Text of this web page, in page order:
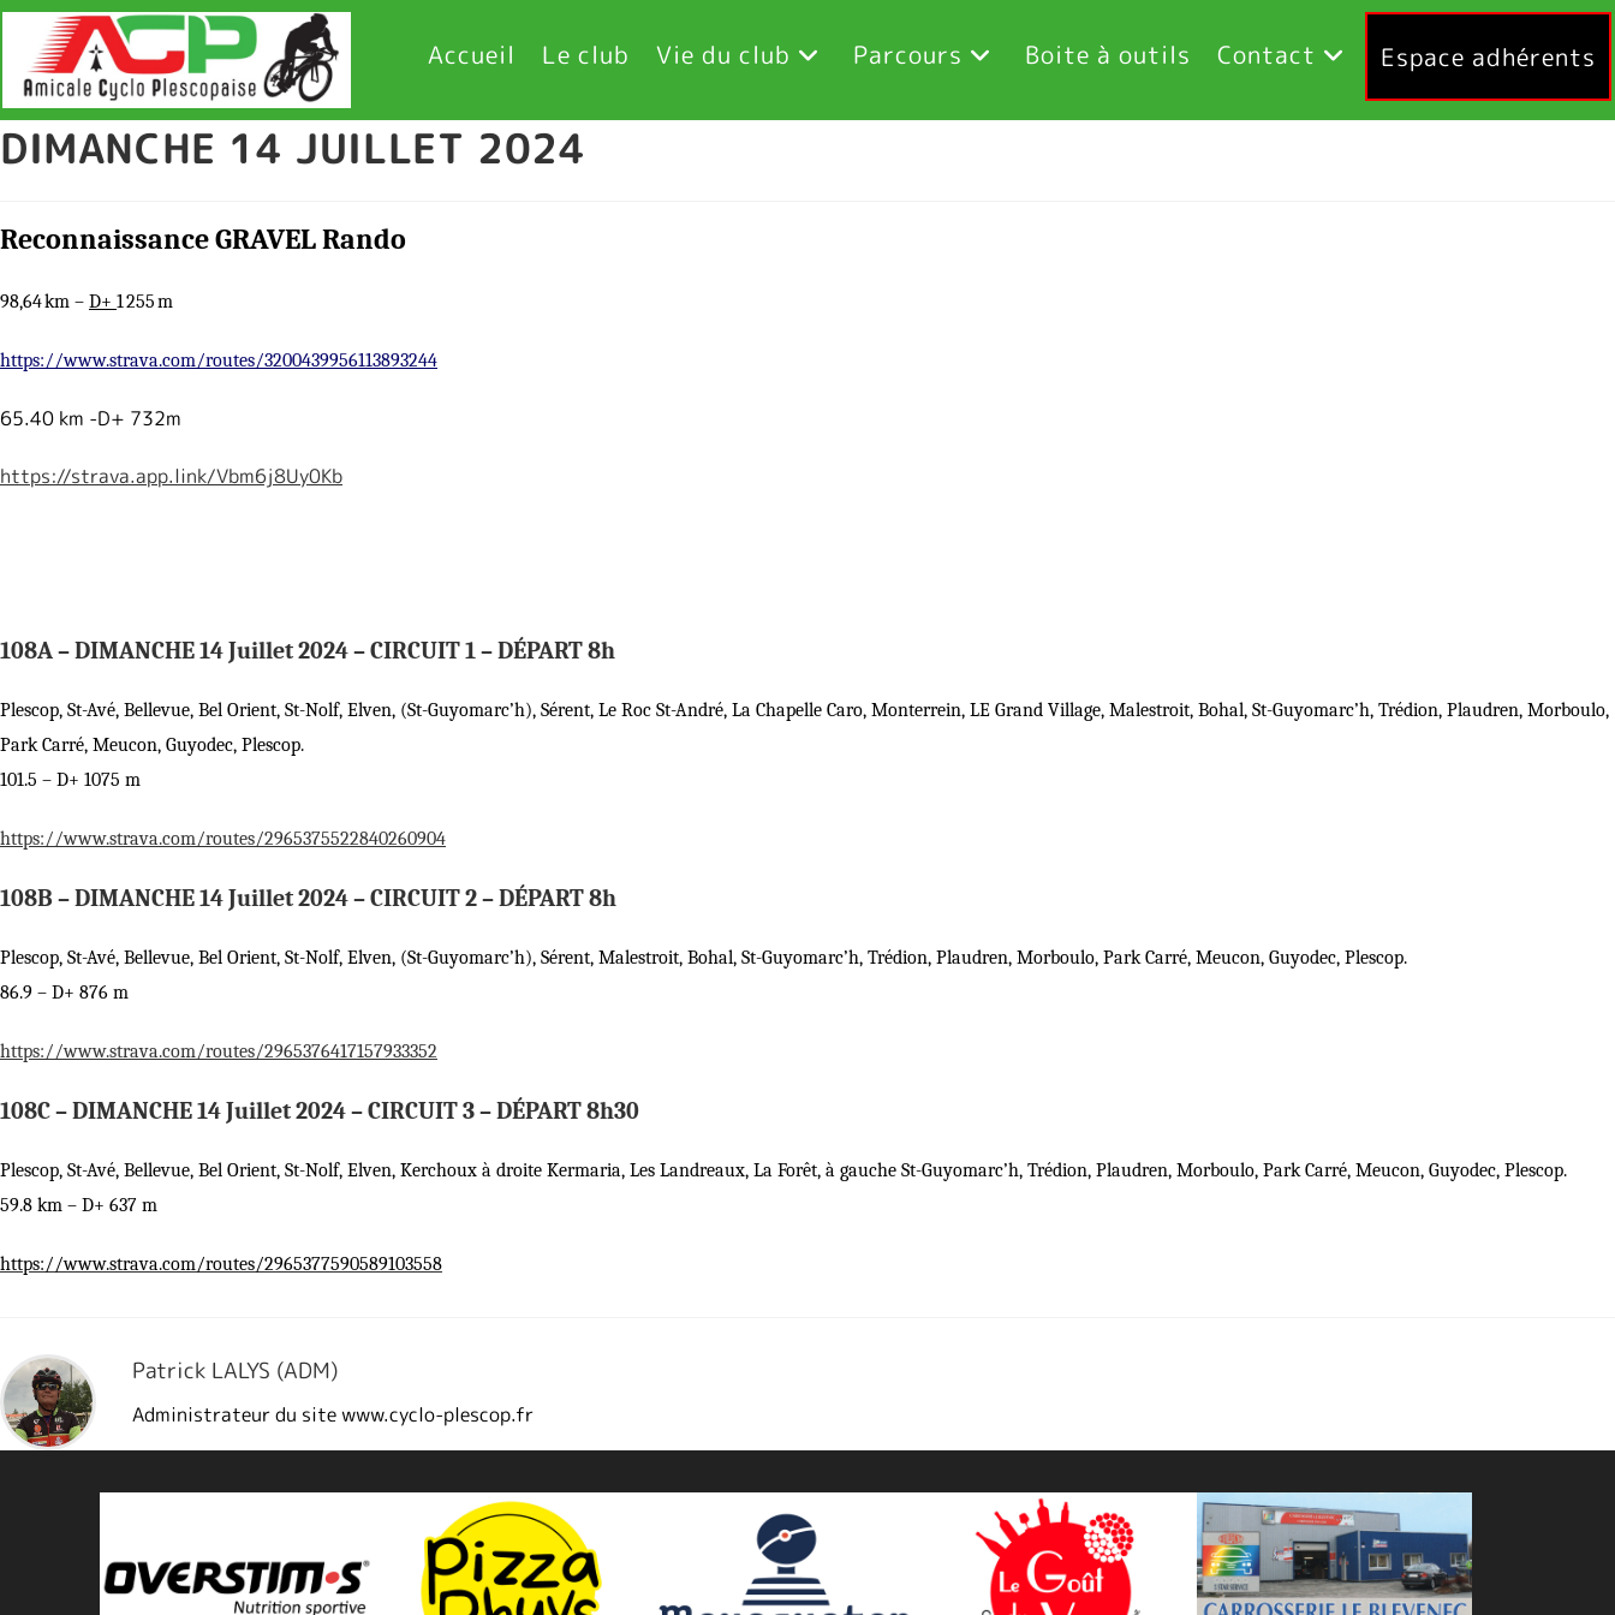
Accueil Le club Vie du club Parcours Boite à outils Contact Espace adhérents
DIMANCHE 14 JUILLET 2024
Reconnaissance GRAVEL Rando
98,64 km – D+ 1 255 m
https://www.strava.com/routes/3200439956113893244
65.40 km -D+ 732m
https://strava.app.link/Vbm6j8Uy0Kb
108A – DIMANCHE 14 Juillet 2024 – CIRCUIT 1 – DÉPART 8h
Plescop, St-Avé, Bellevue, Bel Orient, St-Nolf, Elven, (St-Guyomarc’h), Sérent, Le Roc St-André, La Chapelle Caro, Monterrein, LE Grand Village, Malestroit, Bohal, St-Guyomarc’h, Trédion, Plaudren, Morboulo,
Park Carré, Meucon, Guyodec, Plescop.
101.5 – D+ 1075 m
https://www.strava.com/routes/2965375522840260904
108B – DIMANCHE 14 Juillet 2024 – CIRCUIT 2 – DÉPART 8h
Plescop, St-Avé, Bellevue, Bel Orient, St-Nolf, Elven, (St-Guyomarc’h), Sérent, Malestroit, Bohal, St-Guyomarc’h, Trédion, Plaudren, Morboulo, Park Carré, Meucon, Guyodec, Plescop.
86.9 – D+ 876 m
https://www.strava.com/routes/2965376417157933352
108C – DIMANCHE 14 Juillet 2024 – CIRCUIT 3 – DÉPART 8h30
Plescop, St-Avé, Bellevue, Bel Orient, St-Nolf, Elven, Kerchoux à droite Kermaria, Les Landreaux, La Forêt, à gauche St-Guyomarc’h, Trédion, Plaudren, Morboulo, Park Carré, Meucon, Guyodec, Plescop.
59.8 km – D+ 637 m
https://www.strava.com/routes/2965377590589103558
Patrick LALYS (ADM)
Administrateur du site www.cyclo-plescop.fr